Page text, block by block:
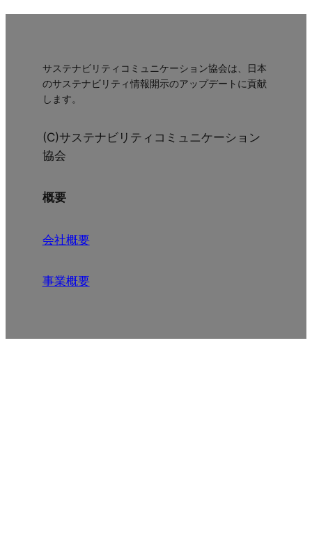
サステナビリティコミュニケーション協会は、日本
のサステナビリティ情報開示のアップデートに貢献
します。
(C)サステナビリティコミュニケーション
協会
概要
会社概要
事業概要